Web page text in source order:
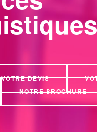
DEVIS
NOTRE BROCHURE